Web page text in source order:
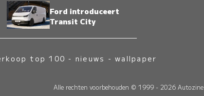
Ford introduceert
Transit City
top 100 - nieuws -wallpaper
Alle rechten voorbehouden © 1999 - 2026 Autozine